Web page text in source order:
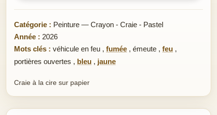
Catégorie : Peinture — Crayon - Craie - Pastel
Année : 2026
Mots clés : véhicule en feu , fumée , émeute , feu ,
portières ouvertes , bleu , jaune
Craie à la cire sur papier